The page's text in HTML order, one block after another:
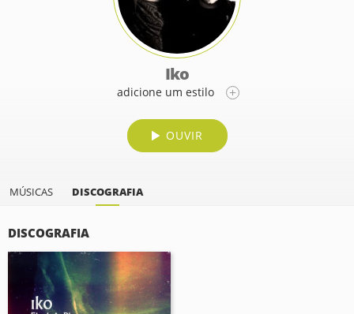
Iko
adicione um estilo
OUVIR
MÚSICAS DISCOGRAFIA
DISCOGRAFIA